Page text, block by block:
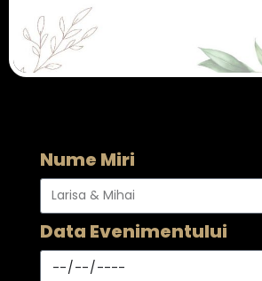
Nume Miri
Data Evenimentului